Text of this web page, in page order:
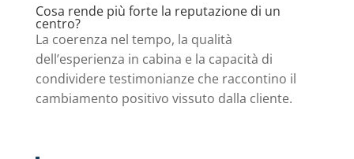
Cosa rende più forte la reputazione di un
centro?
La coerenza nel tempo, la qualità
dell’esperienza in cabina e la capacità di
condividere testimonianze che raccontino il
cambiamento positivo vissuto dalla cliente.